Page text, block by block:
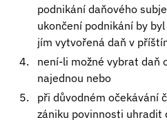
podnikání daňového
ukončení podnikání by
jím vytvořená daň v
není-li možné vybrat daň
najednou nebo
při důvodném očekávání
zániku povinnosti uhradit